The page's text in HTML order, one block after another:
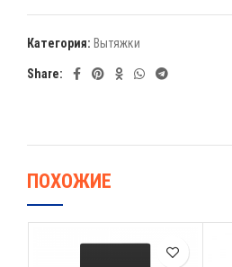
Категория: Вытяжки
Share:
ПОХОЖИЕ